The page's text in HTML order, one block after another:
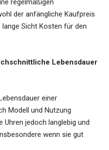
regelmäßigen
der anfängliche Kaufpreis
Sicht Kosten für den
Lebensdauer
einer
Modell und Nutzung
Uhren jedoch langlebig und
wenn sie gut